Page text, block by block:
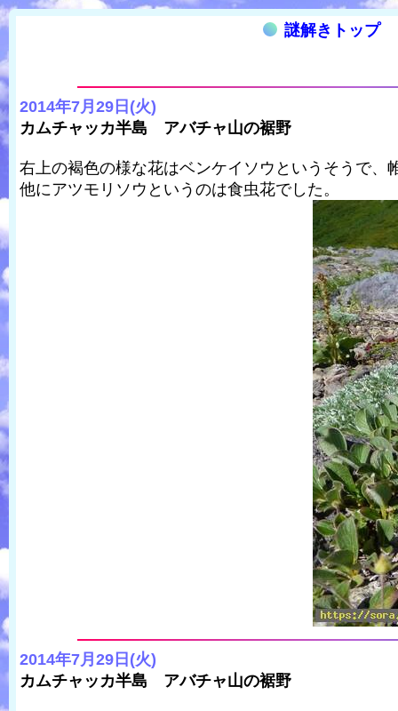
謎解きトップ
2014年7月29日(火)
カムチャッカ半島 アバチャ山の裾野
右上の褐色の様な花はベンケイソウというそうで、
他にアツモリソウというのは食虫花でした。
2014年7月29日(火)
カムチャッカ半島 アバチャ山の裾野